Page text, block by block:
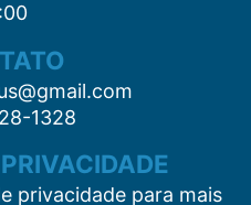
1328
privacidade para mais